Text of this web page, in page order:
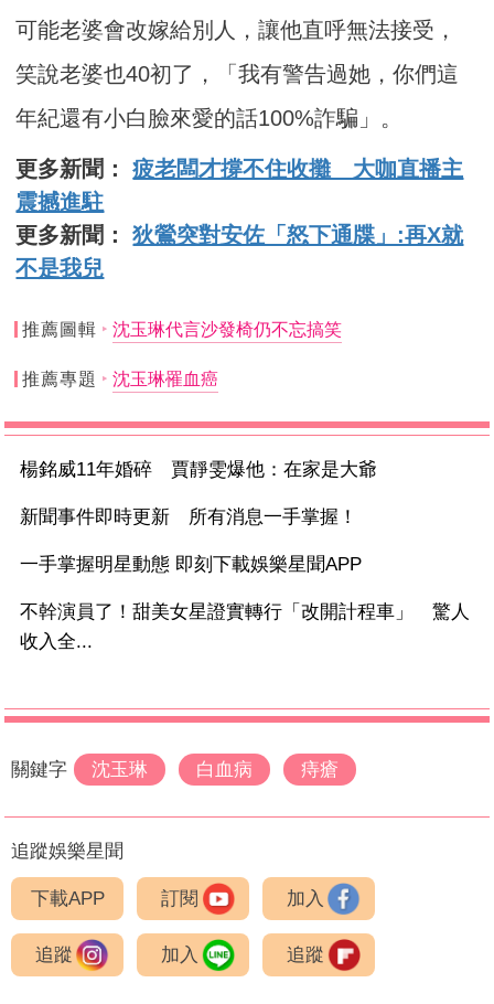
可能老婆會改嫁給別人，讓他直呼無法接受，
笑說老婆也40初了，「我有警告過她，你們這
年紀還有小白臉來愛的話100%詐騙」。
更多新聞：疲老闆才撐不住收攤 大咖直播主
震撼進駐
更多新聞：狄鶯突對安佐「怒下通牒」:再X就
不是我兒
推薦圖輯 沈玉琳代言沙發椅仍不忘搞笑
推薦專題 沈玉琳罹血癌
楊銘威11年婚碎 賈靜雯爆他：在家是大爺
新聞事件即時更新 所有消息一手掌握！
一手掌握明星動態 即刻下載娛樂星聞APP
不幹演員了！甜美女星證實轉行「改開計程車」 驚人
收入全...
關鍵字 沈玉琳 白血病 痔瘡
追蹤娛樂星聞
下載APP 訂閱 加入
追蹤 加入 追蹤